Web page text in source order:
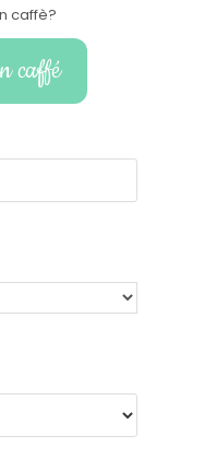
caffè?
caffé
Escape
the